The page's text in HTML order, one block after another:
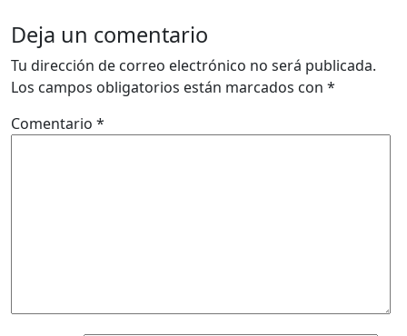
Deja un comentario
Tu dirección de correo electrónico no será publicada.
Los campos obligatorios están marcados con *
Comentario *